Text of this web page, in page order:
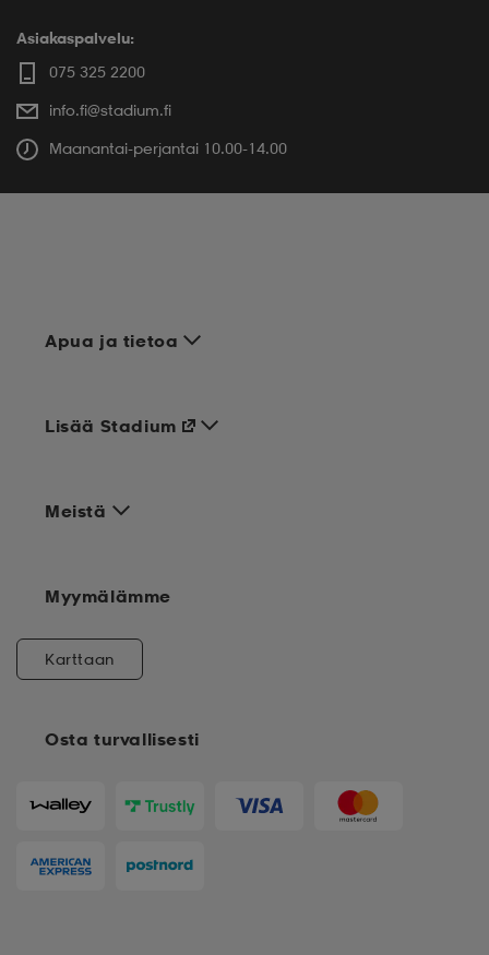
Asiakaspalvelu:
075 325 2200
info.fi@stadium.fi
Maanantai-perjantai 10.00-14.00
Apua ja tietoa
Meistä
Osta turvallisesti
Lisää Stadium
Myymälämme
Karttaan